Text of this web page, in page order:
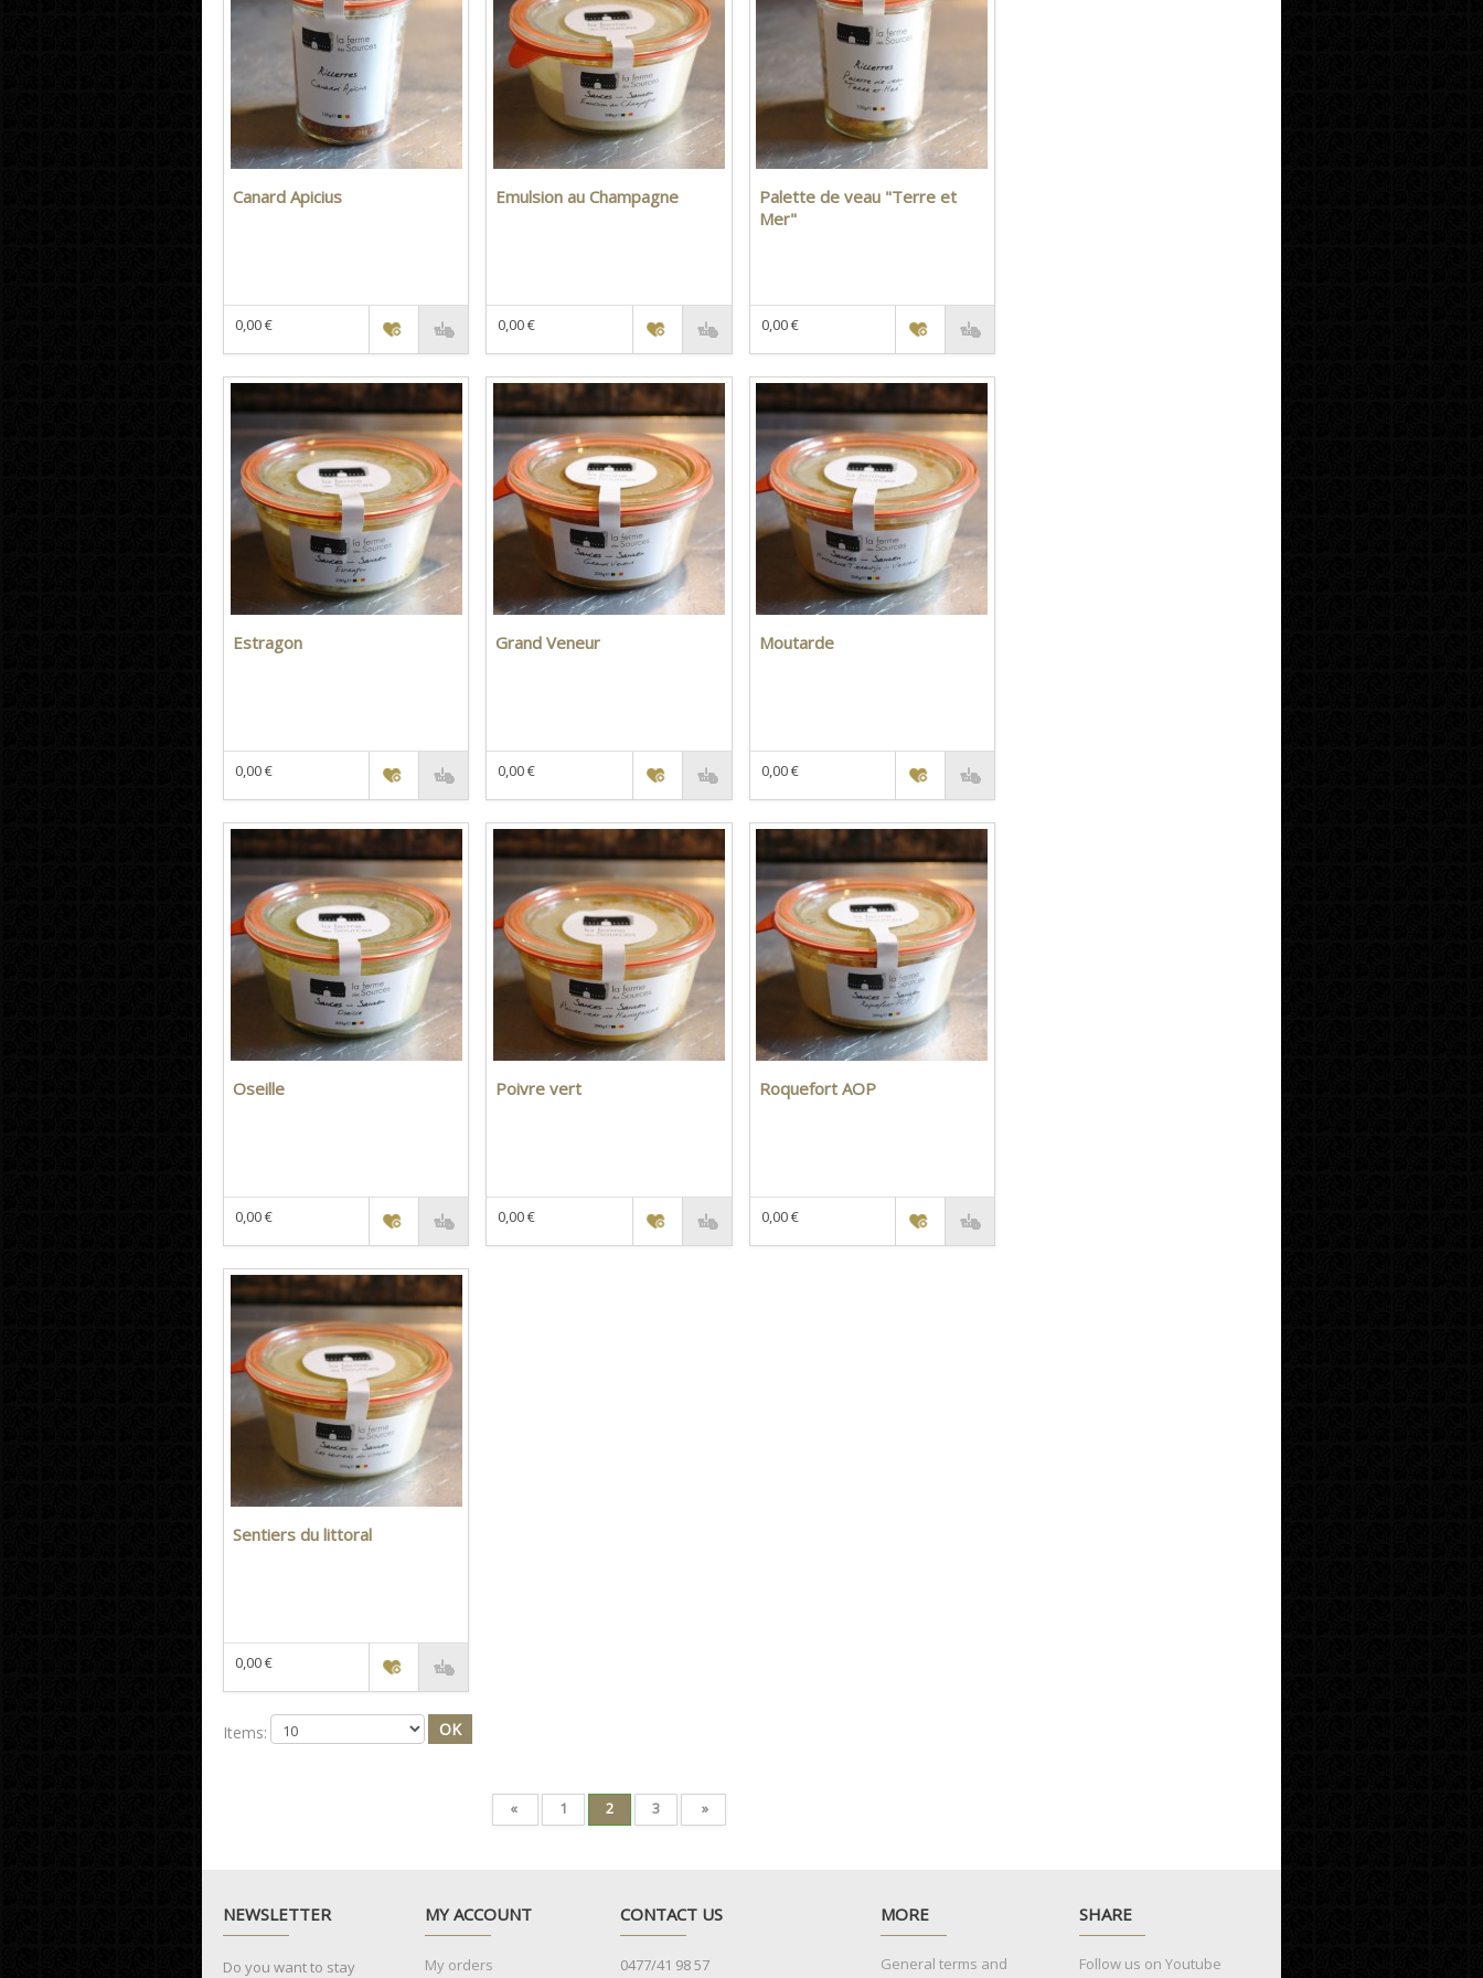
Canard Apicius
0,00 €
Emulsion au Champagne
0,00 €
Palette de veau "Terre et
Mer"
0,00 €
Estragon
0,00 €
Grand Veneur
0,00 €
Moutarde
0,00 €
Oseille
0,00 €
Poivre vert
0,00 €
Roquefort AOP
0,00 €
Sentiers du littoral
0,00 €
Items:
« 1 2 3 »
NEWSLETTER
Do you want to stay
MY ACCOUNT
My orders
CONTACT US
0477/41 98 57
MORE
General terms and
SHARE
Follow us on Youtube